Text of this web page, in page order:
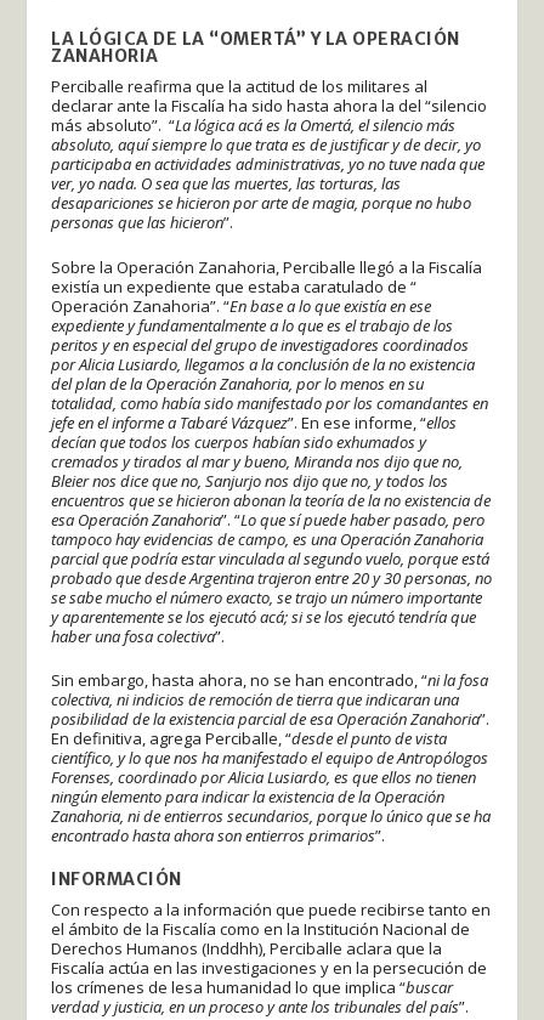
LA LÓGICA DE LA “OMERTÁ” Y LA OPERACIÓN
ZANAHORIA
Perciballe reafirma que la actitud de los militares al
declarar ante la Fiscalía ha sido hasta ahora la del “silencio
más absoluto”. “La lógica acá es la Omertá, el silencio más
absoluto, aquí siempre lo que trata es de justificar y de decir, yo
participaba en actividades administrativas, yo no tuve nada que
ver, yo nada. O sea que las muertes, las torturas, las
desapariciones se hicieron por arte de magia, porque no hubo
personas que las hicieron”.
Sobre la Operación Zanahoria, Perciballe llegó a la Fiscalía
existía un expediente que estaba caratulado de “
Operación Zanahoria”. “En base a lo que existía en ese
expediente y fundamentalmente a lo que es el trabajo de los
peritos y en especial del grupo de investigadores coordinados
por Alicia Lusiardo, llegamos a la conclusión de la no existencia
del plan de la Operación Zanahoria, por lo menos en su
totalidad, como había sido manifestado por los comandantes en
jefe en el informe a Tabaré Vázquez”. En ese informe, “ellos
decían que todos los cuerpos habían sido exhumados y
cremados y tirados al mar y bueno, Miranda nos dijo que no,
Bleier nos dice que no, Sanjurjo nos dijo que no, y todos los
encuentros que se hicieron abonan la teoría de la no existencia de
esa Operación Zanahoria”. “Lo que sí puede haber pasado, pero
tampoco hay evidencias de campo, es una Operación Zanahoria
parcial que podría estar vinculada al segundo vuelo, porque está
probado que desde Argentina trajeron entre 20 y 30 personas, no
se sabe mucho el número exacto, se trajo un número importante
y aparentemente se los ejecutó acá; si se los ejecutó tendría que
haber una fosa colectiva”.
Sin embargo, hasta ahora, no se han encontrado, “ni la fosa
colectiva, ni indicios de remoción de tierra que indicaran una
posibilidad de la existencia parcial de esa Operación Zanahoria”.
En definitiva, agrega Perciballe, “desde el punto de vista
científico, y lo que nos ha manifestado el equipo de Antropólogos
Forenses, coordinado por Alicia Lusiardo, es que ellos no tienen
ningún elemento para indicar la existencia de la Operación
Zanahoria, ni de entierros secundarios, porque lo único que se ha
encontrado hasta ahora son entierros primarios”.
INFORMACIÓN
Con respecto a la información que puede recibirse tanto en
el ámbito de la Fiscalía como en la Institución Nacional de
Derechos Humanos (Inddhh), Perciballe aclara que la
Fiscalía actúa en las investigaciones y en la persecución de
los crímenes de lesa humanidad lo que implica “buscar
verdad y justicia, en un proceso y ante los tribunales del país”.